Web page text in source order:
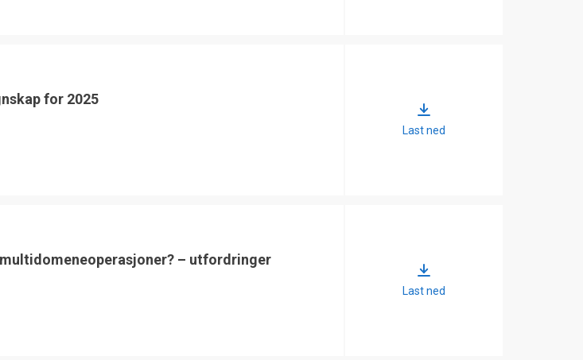
for 2025
Last ned
– utfordringer
Last ned